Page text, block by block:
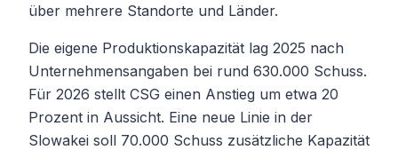
über mehrere Standorte und Länder.
Die eigene Produktionskapazität lag 2025 nach
Unternehmensangaben bei rund 630.000 Schuss.
Für 2026 stellt CSG einen Anstieg um etwa 20
Prozent in Aussicht. Eine neue Linie in der
Slowakei soll 70.000 Schuss zusätzliche Kapazität